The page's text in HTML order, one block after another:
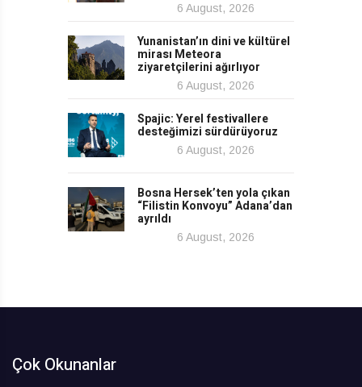
6 August, 2026
Yunanistan’ın dini ve kültürel
mirası Meteora
ziyaretçilerini ağırlıyor
6 August, 2026
Spajic: Yerel festivallere
desteğimizi sürdürüyoruz
6 August, 2026
Bosna Hersek’ten yola çıkan
“Filistin Konvoyu” Adana’dan
ayrıldı
6 August, 2026
Çok Okunanlar